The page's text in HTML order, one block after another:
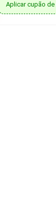
Aplicar cupão de